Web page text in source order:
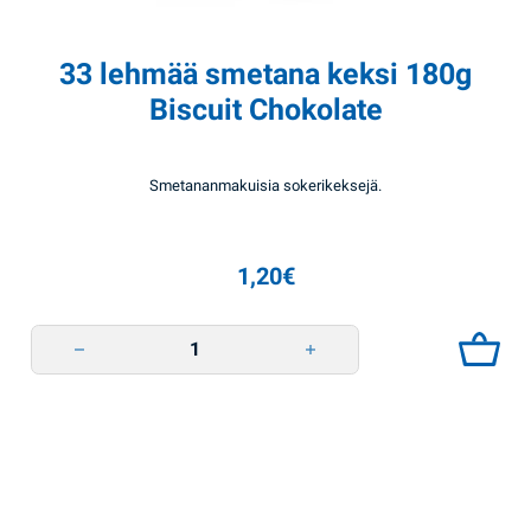
33 lehmää smetana keksi 180g
Biscuit Chokolate
Smetananmakuisia sokerikeksejä.
1,20€